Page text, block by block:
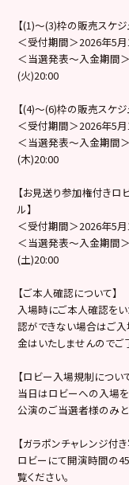
【(1)～(3)枠の販売スケジ
＜受付期間＞2026年5
＜当選発表～入金期間
(火)20:00
【(4)〜(6)枠の販売スケジ
＜受付期間＞2026年5
＜当選発表～入金期間
(木)20:00
【お見送り参加権付きロ
ル】
＜受付期間＞2026年5
＜当選発表～入金期間
(土)20:00
【ご本人確認について】
入場時にご本人確認を
認ができない場合はご入
金はいたしませんのでご
【ロビー入場規制につい
当日はロビーへの入場
公演のご当選者様のみと
【ガラポンチャレンジ付
ロビーにて開演時間の
覧ください。